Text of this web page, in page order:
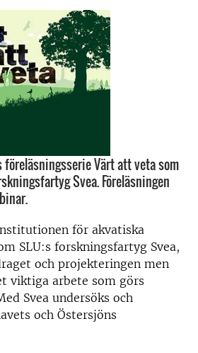
föreläsningsserie Värt att veta som
Svea. Föreläsningen
för akvatiska
SLU:s forskningsfartyg Svea,
och projekteringen men
viktiga arbete som görs
Svea undersöks och
och Östersjöns